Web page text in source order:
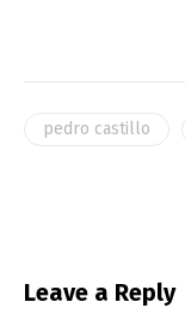
pedro castillo
Leave a Reply